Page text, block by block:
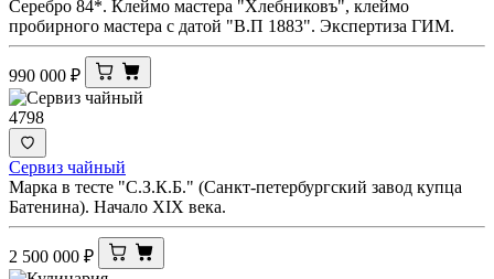
Серебро 84*. Клеймо мастера "Хлебниковъ", клеймо
пробирного мастера с датой "В.П 1883". Экспертиза ГИМ.
990 000 ₽
4798
Сервиз чайный
Марка в тесте "С.З.К.Б." (Санкт-петербургский завод купца
Батенина). Начало XIX века.
2 500 000 ₽